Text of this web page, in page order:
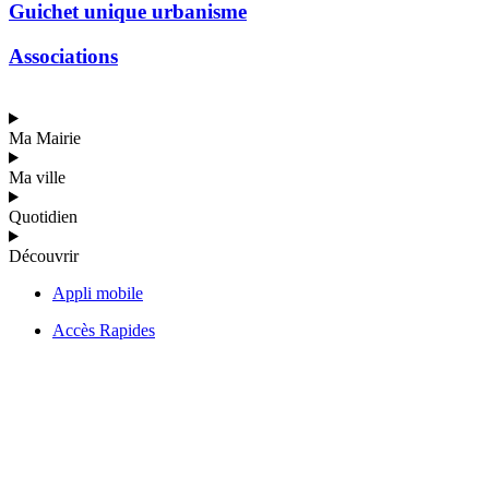
Guichet unique urbanisme
Associations
Ma Mairie
Ma ville
Quotidien
Découvrir
Appli mobile
Accès Rapides